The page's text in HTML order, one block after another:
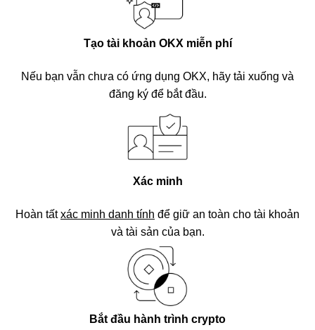
Tạo tài khoản OKX miễn phí
Nếu bạn vẫn chưa có ứng dụng OKX, hãy tải xuống và
đăng ký để bắt đầu.
Xác minh
Hoàn tấtxác minh danh tính để giữ an toàn cho tài khoản
và tài sản của bạn.
Bắt đầu hành trình crypto